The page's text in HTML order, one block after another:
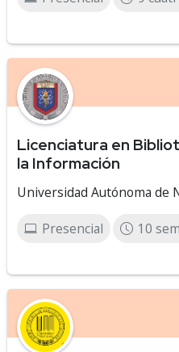
Licenciatura en
la Información
Universidad Autónoma de
Presencial 10